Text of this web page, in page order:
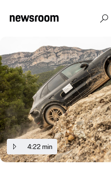
4:22 min